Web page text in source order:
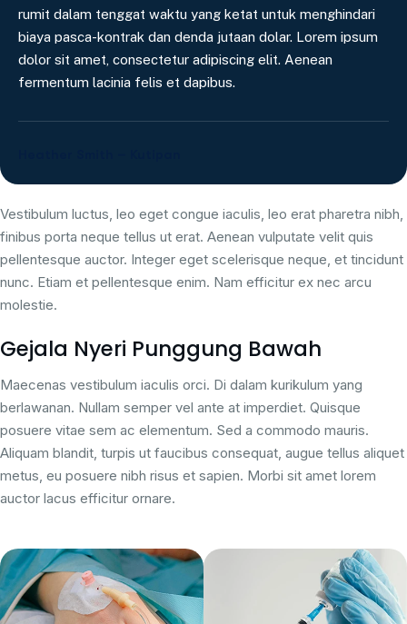
rumit dalam tenggat waktu yang ketat untuk menghindari
biaya pasca-kontrak dan denda jutaan dolar. Lorem ipsum
dolor sit amet, consectetur adipiscing elit. Aenean
fermentum lacinia felis et dapibus.
Vestibulum luctus, leo eget congue iaculis, leo erat pharetra nibh,
finibus porta neque tellus ut erat. Aenean vulputate velit quis
pellentesque auctor. Integer eget scelerisque neque, et tincidunt
nunc. Etiam et pellentesque enim. Nam efficitur ex nec arcu
molestie.
Gejala Nyeri Punggung Bawah
Maecenas vestibulum iaculis orci. Di dalam kurikulum yang
berlawanan. Nullam semper vel ante at imperdiet. Quisque
posuere vitae sem ac elementum. Sed a commodo mauris.
Aliquam blandit, turpis ut faucibus consequat, augue tellus aliquet
metus, eu posuere nibh risus et sapien. Morbi sit amet lorem
auctor lacus efficitur ornare.